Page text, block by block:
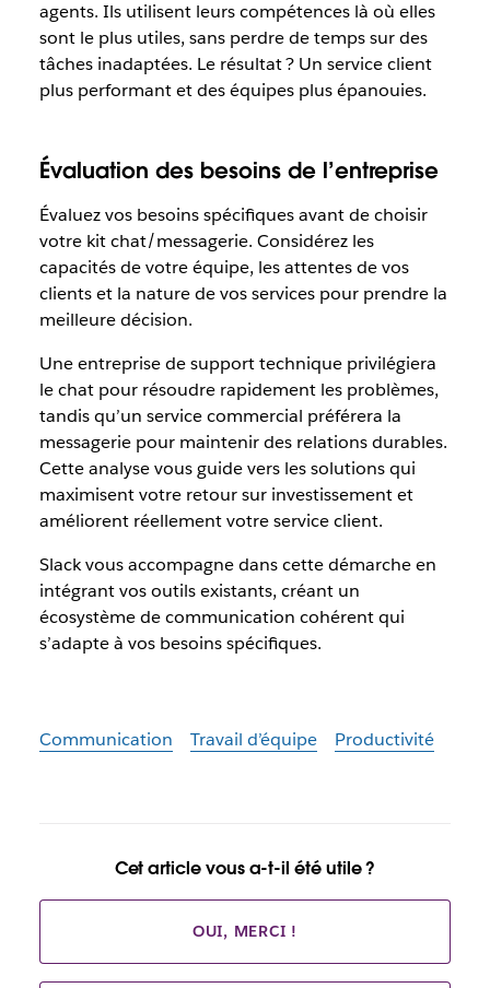
agents. Ils utilisent leurs compétences là où elles
sont le plus utiles, sans perdre de temps sur des
tâches inadaptées. Le résultat ? Un service client
plus performant et des équipes plus épanouies.
Évaluation des besoins de l’entreprise
Évaluez vos besoins spécifiques avant de choisir
votre kit chat/messagerie. Considérez les
capacités de votre équipe, les attentes de vos
clients et la nature de vos services pour prendre la
meilleure décision.
Une entreprise de support technique privilégiera
le chat pour résoudre rapidement les problèmes,
tandis qu’un service commercial préférera la
messagerie pour maintenir des relations durables.
Cette analyse vous guide vers les solutions qui
maximisent votre retour sur investissement et
améliorent réellement votre service client.
Slack vous accompagne dans cette démarche en
intégrant vos outils existants, créant un
écosystème de communication cohérent qui
s’adapte à vos besoins spécifiques.
Communication Travail d’équipe Productivité
Cet article vous a-t-il été utile ?
OUI, MERCI !